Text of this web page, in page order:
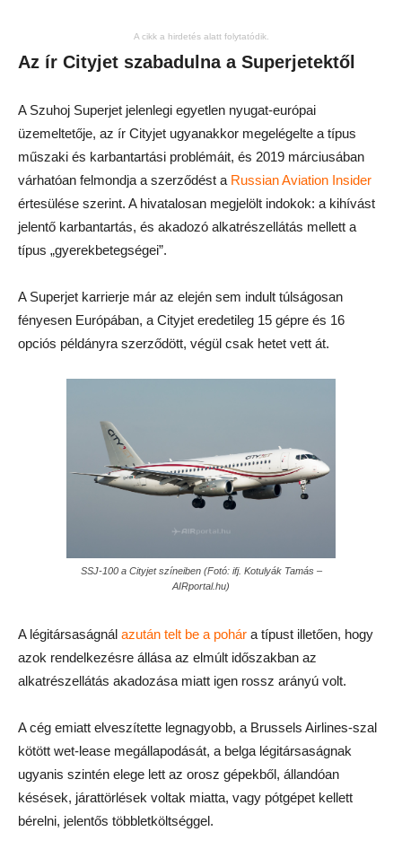
A cikk a hirdetés alatt folytatódik.
Az ír Cityjet szabadulna a Superjetektől
A Szuhoj Superjet jelenlegi egyetlen nyugat-európai
üzemeltetője, az ír Cityjet ugyanakkor megelégelte a típus
műszaki és karbantartási problémáit, és 2019 márciusában
várhatóan felmondja a szerződést a Russian Aviation Insider
értesülése szerint. A hivatalosan megjelölt indokok: a kihívást
jelentő karbantartás, és akadozó alkatrészellátás mellett a
típus „gyerekbetegségei”.
A Superjet karrierje már az elején sem indult túlságosan
fényesen Európában, a Cityjet eredetileg 15 gépre és 16
opciós példányra szerződött, végül csak hetet vett át.
SSJ-100 a Cityjet színeiben (Fotó: ifj. Kotulyák Tamás –
AIRportal.hu)
A légitársaságnál azután telt be a pohár a típust illetően, hogy
azok rendelkezésre állása az elmúlt időszakban az
alkatrészellátás akadozása miatt igen rossz arányú volt.
A cég emiatt elveszítette legnagyobb, a Brussels Airlines-szal
kötött wet-lease megállapodását, a belga légitársaságnak
ugyanis szintén elege lett az orosz gépekből, állandóan
késések, járattörlések voltak miatta, vagy pótgépet kellett
bérelni, jelentős többletköltséggel.